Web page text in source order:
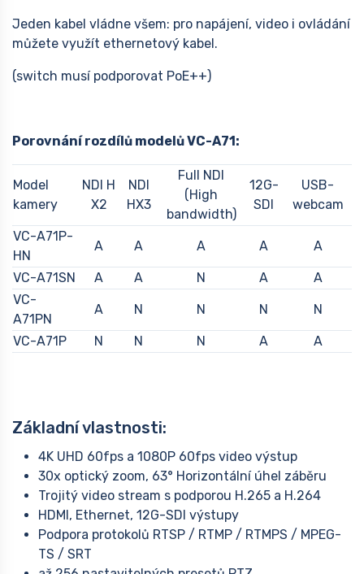
Jeden kabel vládne všem: pro napájení, video i ovládání
můžete využít ethernetový kabel.
(switch musí podporovat PoE++)
Porovnání rozdílů modelů VC-A71:
Model
kamery
NDI H
X2
NDI
HX3
Full NDI
​(High
bandwidth)
12G-
SDI
USB-
webcam
VC-A71P-
HN
A A A A A
VC-A71SN A A N A
A
VC-
A71PN
A N N N N
VC-A71P N N N A A
Základní vlastnosti:
4K UHD 60fps a 1080P 60fps video výstup
30x optický zoom, 63° Horizontální úhel záběru
Trojitý video stream s podporou H.265 a H.264
HDMI, Ethernet, 12G-SDI výstupy
Podpora protokolů RTSP / RTMP / RTMPS / MPEG-
TS / SRT